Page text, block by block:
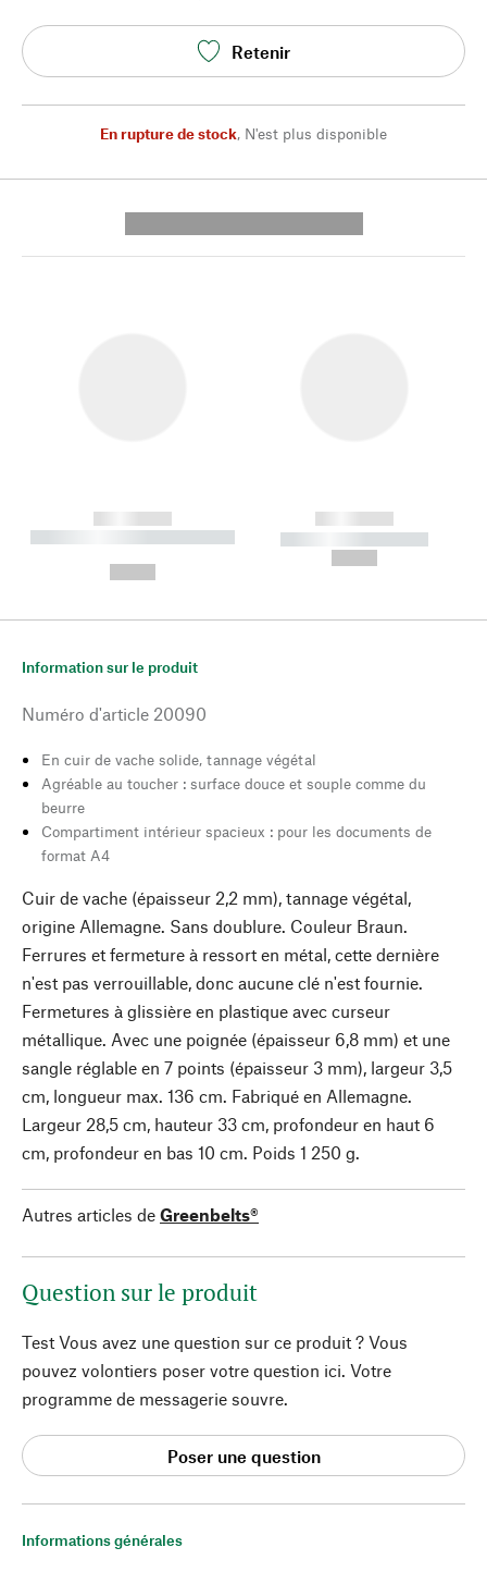
Retenir
En rupture de stock, N'est plus disponible
------------
----------- ----------- --------
------------
----------- -----------
Informations générales
Information sur le produit
Numéro d'article 20090
En cuir de vache solide, tannage végétal
Agréable au toucher : surface douce et souple comme du
beurre
Compartiment intérieur spacieux : pour les documents de
format A4
Cuir de vache (épaisseur 2,2 mm), tannage végétal,
origine Allemagne. Sans doublure. Couleur Braun.
Ferrures et fermeture à ressort en métal, cette dernière
n'est pas verrouillable, donc aucune clé n'est fournie.
Fermetures à glissière en plastique avec curseur
métallique. Avec une poignée (épaisseur 6,8 mm) et une
sangle réglable en 7 points (épaisseur 3 mm), largeur 3,5
cm, longueur max. 136 cm. Fabriqué en Allemagne.
Largeur 28,5 cm, hauteur 33 cm, profondeur en haut 6
cm, profondeur en bas 10 cm. Poids 1 250 g.
Autres articles de Greenbelts®
Question sur le produit
Test Vous avez une question sur ce produit ? Vous
pouvez volontiers poser votre question ici. Votre
programme de messagerie souvre.
Poser une question